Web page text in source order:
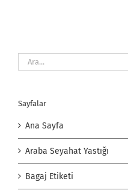
Ara:
Sayfalar
Ana Sayfa
Araba Seyahat Yastığı
Bagaj Etiketi